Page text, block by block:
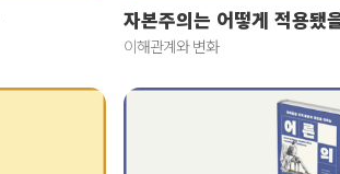
자본주의는 어떻게 적용됐
이해관계와 변화